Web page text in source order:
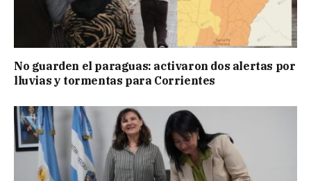
No guarden el paraguas: activaron dos alertas por
lluvias y tormentas para Corrientes